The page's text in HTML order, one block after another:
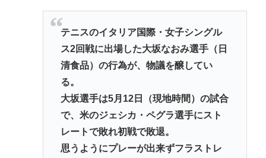
8/22開催「琵琶湖三市同時花火大会」、市公式「そん
な花火大会は存在しない」→ SNS阿鼻叫喚
「そば（うどん）+いなり寿司」ってセットをあまり
食わなくなった理由。
「そうめんともう一品」何にする？ | そうめんの味付
けどんなのかある？
省内で「片山氏交代の噂」 後任に小野寺税調会長
テニスのイタリア国際・女子シングル
ス2回戦に出場した大坂なおみ選手（日
清食品）の行為が、物議を醸してい
る。
大坂選手は5月12日（現地時間）の試合
で、米のジェシカ・ペグラ選手にスト
レートで敗れ初戦で敗退。
思うようにプレーが出来ずフラストレ